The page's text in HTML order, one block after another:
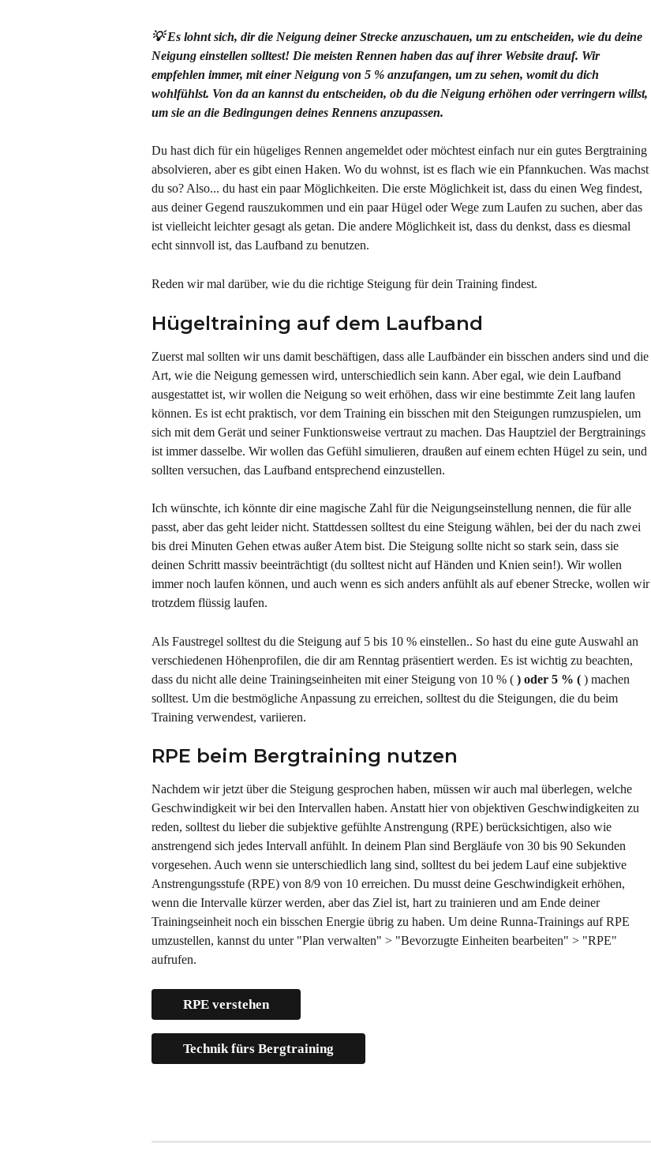
💡 Es lohnt sich, dir die Neigung deiner Strecke anzuschauen, um zu entscheiden, wie du deine
Neigung einstellen solltest! Die meisten Rennen haben das auf ihrer Website drauf. Wir
empfehlen immer, mit einer Neigung von 5 % anzufangen, um zu sehen, womit du dich
wohlfühlst. Von da an kannst du entscheiden, ob du die Neigung erhöhen oder verringern willst,
um sie an die Bedingungen deines Rennens anzupassen.
Du hast dich für ein hügeliges Rennen angemeldet oder möchtest einfach nur ein gutes Bergtraining
absolvieren, aber es gibt einen Haken. Wo du wohnst, ist es flach wie ein Pfannkuchen. Was machst
du so? Also... du hast ein paar Möglichkeiten. Die erste Möglichkeit ist, dass du einen Weg findest,
aus deiner Gegend rauszukommen und ein paar Hügel oder Wege zum Laufen zu suchen, aber das
ist vielleicht leichter gesagt als getan. Die andere Möglichkeit ist, dass du denkst, dass es diesmal
echt sinnvoll ist, das Laufband zu benutzen.
Reden wir mal darüber, wie du die richtige Steigung für dein Training findest.
Hügeltraining auf dem Laufband
Zuerst mal sollten wir uns damit beschäftigen, dass alle Laufbänder ein bisschen anders sind und die
Art, wie die Neigung gemessen wird, unterschiedlich sein kann. Aber egal, wie dein Laufband
ausgestattet ist, wir wollen die Neigung so weit erhöhen, dass wir eine bestimmte Zeit lang laufen
können. Es ist echt praktisch, vor dem Training ein bisschen mit den Steigungen rumzuspielen, um
sich mit dem Gerät und seiner Funktionsweise vertraut zu machen. Das Hauptziel der Bergtrainings
ist immer dasselbe. Wir wollen das Gefühl simulieren, draußen auf einem echten Hügel zu sein, und
sollten versuchen, das Laufband entsprechend einzustellen.
Ich wünschte, ich könnte dir eine magische Zahl für die Neigungseinstellung nennen, die für alle
passt, aber das geht leider nicht. Stattdessen solltest du eine Steigung wählen, bei der du nach zwei
bis drei Minuten Gehen etwas außer Atem bist. Die Steigung sollte nicht so stark sein, dass sie
deinen Schritt massiv beeinträchtigt (du solltest nicht auf Händen und Knien sein!). Wir wollen
immer noch laufen können, und auch wenn es sich anders anfühlt als auf ebener Strecke, wollen wir
trotzdem flüssig laufen.
Als Faustregel solltest du die Steigung auf 5 bis 10 % einstellen.. So hast du eine gute Auswahl an
verschiedenen Höhenprofilen, die dir am Renntag präsentiert werden. Es ist wichtig zu beachten,
dass du nicht alle deine Trainingseinheiten mit einer Steigung von 10 % ( ) oder 5 % ( ) machen
solltest. Um die bestmögliche Anpassung zu erreichen, solltest du die Steigungen, die du beim
Training verwendest, variieren.
RPE beim Bergtraining nutzen
Nachdem wir jetzt über die Steigung gesprochen haben, müssen wir auch mal überlegen, welche
Geschwindigkeit wir bei den Intervallen haben. Anstatt hier von objektiven Geschwindigkeiten zu
reden, solltest du lieber die subjektive gefühlte Anstrengung (RPE) berücksichtigen, also wie
anstrengend sich jedes Intervall anfühlt. In deinem Plan sind Bergläufe von 30 bis 90 Sekunden
vorgesehen. Auch wenn sie unterschiedlich lang sind, solltest du bei jedem Lauf eine subjektive
Anstrengungsstufe (RPE) von 8/9 von 10 erreichen. Du musst deine Geschwindigkeit erhöhen,
wenn die Intervalle kürzer werden, aber das Ziel ist, hart zu trainieren und am Ende deiner
Trainingseinheit noch ein bisschen Energie übrig zu haben. Um deine Runna-Trainings auf RPE
umzustellen, kannst du unter "Plan verwalten" > "Bevorzugte Einheiten bearbeiten" > "RPE"
aufrufen.
RPE verstehen
Technik fürs Bergtraining